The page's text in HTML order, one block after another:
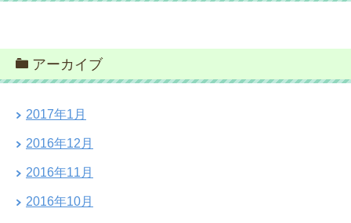
アーカイブ
2017年1月
2016年12月
2016年11月
2016年10月